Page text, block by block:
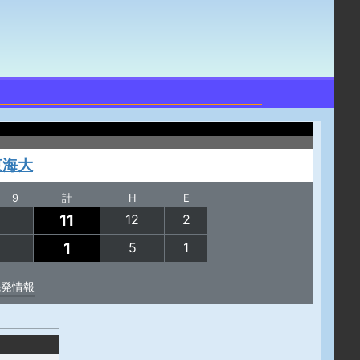
大
9 計 H E
11 12 2
1 5 1
情報